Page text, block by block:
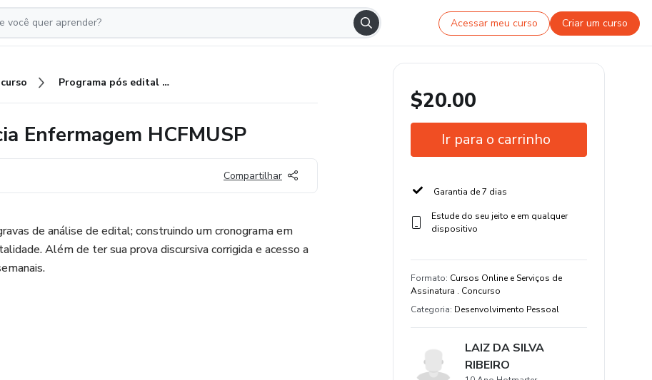
Acessar meu curso Criar um curso
Programa pós edital Residência Enfermagem HCFMUSP
Enfermagem HCFMUSP
Compartilhar
de análise de edital; construindo um cronograma em
Além de ter sua prova discursiva corrigida e acesso a
$20.00
Ir para o carrinho
Garantia de 7 dias
Estude do seu jeito e em qualquer
dispositivo
Formato: Cursos Online e Serviços de
Assinatura . Concurso
Categoria: Desenvolvimento Pessoal
LAIZ DA SILVA
RIBEIRO